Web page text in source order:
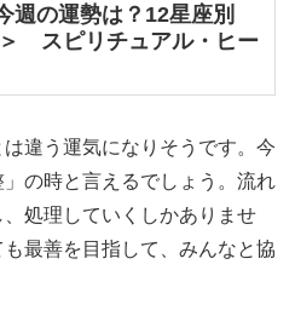
週の運勢は？12星座別
スピリチュアル・ヒー
違う運気になりそうです。今
の時と言えるでしょう。流れ
処理していくしかありませ
最善を目指して、みんなと協